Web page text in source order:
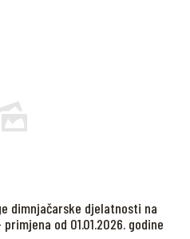
dimnjačarske djelatnosti na
od 01.01.2026. godine